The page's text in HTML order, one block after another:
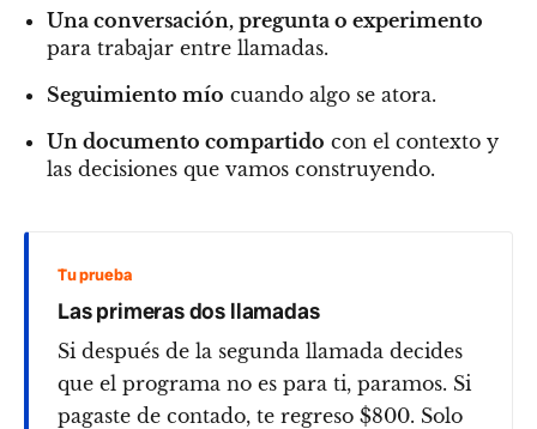
Una conversación, pregunta o experimento
para trabajar entre llamadas.
Seguimiento mío cuando algo se atora.
Un documento compartido con el contexto y
las decisiones que vamos construyendo.
Tu prueba
Las primeras dos llamadas
Si después de la segunda llamada decides
que el programa no es para ti, paramos. Si
pagaste de contado, te regreso $800. Solo